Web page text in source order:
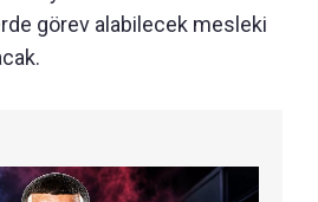
görev alabilecek mesleki